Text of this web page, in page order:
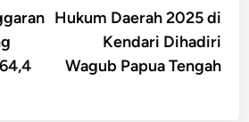
Hukum Daerah 2025 di
Kendari Dihadiri
Wagub Papua Tengah